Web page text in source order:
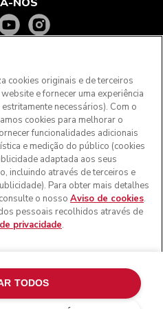
e outros territórios
a nossa equipa de Apoio
encomenda, de forma a
de envio exatos e aplicar a
correta
locais.
Aviso de privacidade
cookies originais e de terceiros
e fornecer uma experiência
necessários). Com o
cookies para melhorar o
funcionalidades adicionais
e medição do público (cookies
adaptada aos seus
incluindo através de terceiros e
Para obter mais detalhes
o nosso Aviso de cookies.
pessoais recolhidos através de
privacidade.
TODOS